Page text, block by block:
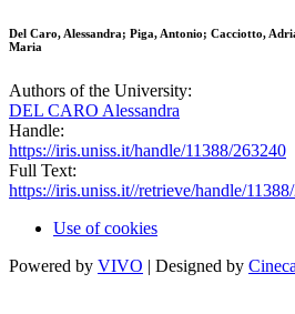
Del Caro, Alessandra; Piga, Antonio; Cacciotto,
Maria
Authors of the University:
DEL CARO Alessandra
Handle:
https://iris.uniss.it/handle/11388/263240
Full Text:
https://iris.uniss.it//retrieve/handle/
Use of cookies
Powered by VIVO | Designed by Cineca